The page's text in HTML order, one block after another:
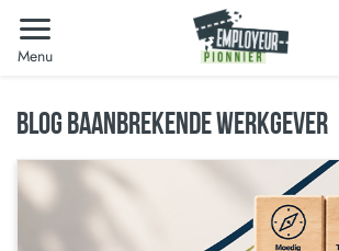
Menu
BLOG BAANBREKENDE WERKGEVER